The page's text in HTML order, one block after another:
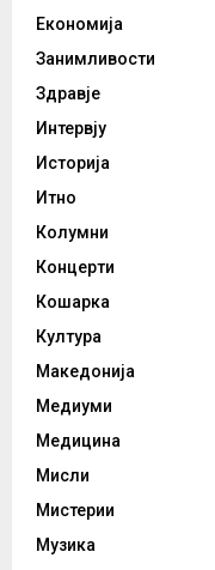
Економија
Занимливости
Здравје
Интервју
Историја
Итно
Колумни
Концерти
Кошарка
Култура
Македонија
Медиуми
Медицина
Мисли
Мистерии
Музика